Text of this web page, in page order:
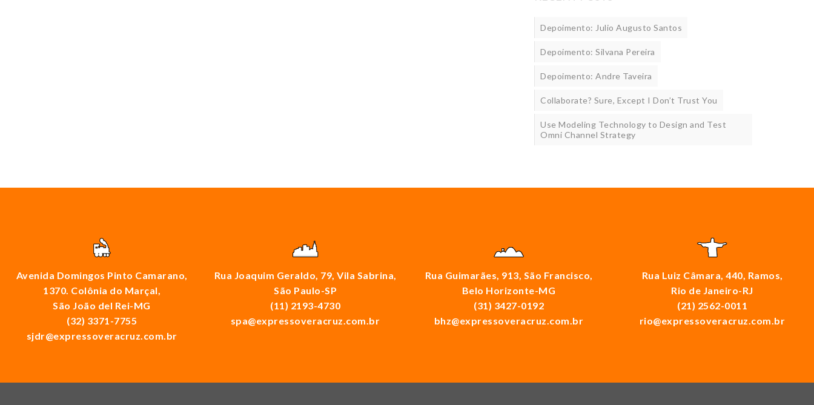
Depoimento: Julio Augusto Santos
Depoimento: Silvana Pereira
Depoimento: Andre Taveira
Collaborate? Sure, Except I Don’t Trust You
Use Modeling Technology to Design and Test
Omni Channel Strategy
Avenida Domingos Pinto Camarano,
1370. Colônia do Marçal,
São João del Rei-MG
(32) 3371-7755
sjdr@expressoveracruz.com.br
Rua Joaquim Geraldo, 79, Vila Sabrina,
São Paulo-SP
(11) 2193-4730
spa@expressoveracruz.com.br
Rua Guimarães, 913, São Francisco,
Belo Horizonte-MG
(31) 3427-0192
bhz@expressoveracruz.com.br
Rua Luiz Câmara, 440, Ramos,
Rio de Janeiro-RJ
(21) 2562-0011
rio@expressoveracruz.com.br